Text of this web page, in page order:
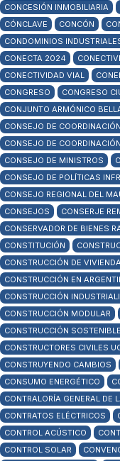
CONCESIÓN INMOBILIARIA
CÓNCLAVE
CONCÓN
CONDOMINIOS
CONECTA 2024
CONECTIVIDAD VIAL
CONGRESO
CONGRESO
CONJUNTO ARMÓNICO
CONSEJO DE COORDINACIÓN
CONSEJO DE
CONSEJO DE MINISTROS
CONSEJO DE POLÍTICAS
CONSEJO REGIONAL DEL
CONSEJOS
CONSERJE
CONSERVADOR DE BIENES
CONSTITUCIÓN
CONSTRUCCIÓN DE
CONSTRUCCIÓN EN
CONSTRUCCIÓN
CONSTRUCCIÓN MODULAR
CONSTRUCCIÓN SOSTENIBLE
CONSTRUCTORES CIVILES
CONSTRUYENDO CAMBIOS
CONSUMO ENERGÉTICO
CONTRALORÍA GENERAL DE
CONTRATOS ELÉCTRICOS
CONTROL ACÚSTICO
CONTROL SOLAR